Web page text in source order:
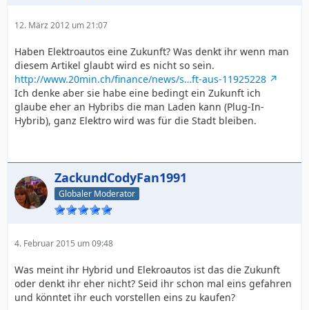
12. März 2012 um 21:07
Haben Elektroautos eine Zukunft? Was denkt ihr wenn man
diesem Artikel glaubt wird es nicht so sein.
http://www.20min.ch/finance/news/s…ft-aus-11925228
Ich denke aber sie habe eine bedingt ein Zukunft ich
glaube eher an Hybribs die man Laden kann (Plug-In-
Hybrib), ganz Elektro wird was für die Stadt bleiben.
ZackundCodyFan1991
Globaler Moderator
4. Februar 2015 um 09:48
Was meint ihr Hybrid und Elekroautos ist das die Zukunft
oder denkt ihr eher nicht? Seid ihr schon mal eins gefahren
und könntet ihr euch vorstellen eins zu kaufen?